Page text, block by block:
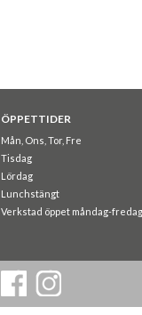
ÖPPETTIDER
Mån, Ons, Tor, Fre
Tisdag
Lördag
Lunchstängt
Verkstad öppet måndag-fredag